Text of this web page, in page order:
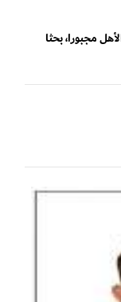
مجبورا، بحثا